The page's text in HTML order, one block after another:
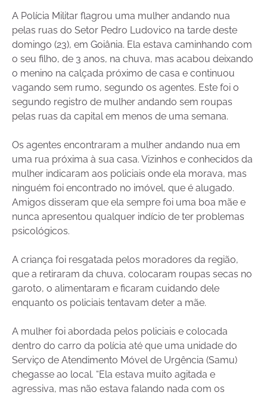
A Polícia Militar flagrou uma mulher andando nua
pelas ruas do Setor Pedro Ludovico na tarde deste
domingo (23), em Goiânia. Ela estava caminhando com
o seu filho, de 3 anos, na chuva, mas acabou deixando
o menino na calçada próximo de casa e continuou
vagando sem rumo, segundo os agentes. Este foi o
segundo registro de mulher andando sem roupas
pelas ruas da capital em menos de uma semana.
Os agentes encontraram a mulher andando nua em
uma rua próxima à sua casa. Vizinhos e conhecidos da
mulher indicaram aos policiais onde ela morava, mas
ninguém foi encontrado no imóvel, que é alugado.
Amigos disseram que ela sempre foi uma boa mãe e
nunca apresentou qualquer indício de ter problemas
psicológicos.
A criança foi resgatada pelos moradores da região,
que a retiraram da chuva, colocaram roupas secas no
garoto, o alimentaram e ficaram cuidando dele
enquanto os policiais tentavam deter a mãe.
A mulher foi abordada pelos policiais e colocada
dentro do carro da polícia até que uma unidade do
Serviço de Atendimento Móvel de Urgência (Samu)
chegasse ao local. “Ela estava muito agitada e
agressiva, mas não estava falando nada com os